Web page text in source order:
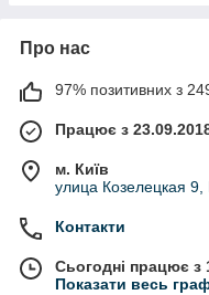
Про нас
97% позитивних з 249
Працює з
м. Київ
улица Козелецкая 9,
Контакти
Сьогодні працює з
Показати весь